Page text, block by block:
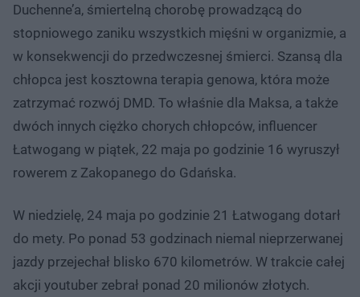
Duchenne’a, śmiertelną chorobę prowadzącą do
stopniowego zaniku wszystkich mięśni w organizmie, a
w konsekwencji do przedwczesnej śmierci. Szansą dla
chłopca jest kosztowna terapia genowa, która może
zatrzymać rozwój DMD. To właśnie dla Maksa, a także
dwóch innych ciężko chorych chłopców, influencer
Łatwogang w piątek, 22 maja po godzinie 16 wyruszył
rowerem z Zakopanego do Gdańska.
W niedzielę, 24 maja po godzinie 21 Łatwogang dotarł
do mety. Po ponad 53 godzinach niemal nieprzerwanej
jazdy przejechał blisko 670 kilometrów. W trakcie całej
akcji youtuber zebrał ponad 20 milionów złotych.